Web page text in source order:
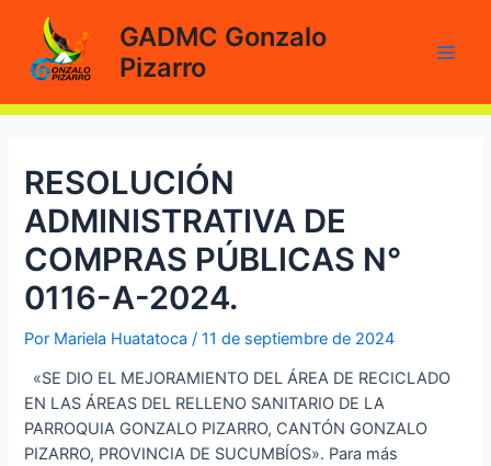
contenido
GADMC Gonzalo
Pizarro
RESOLUCIÓN
ADMINISTRATIVA DE
COMPRAS PÚBLICAS N°
0116-A-2024.
Por Mariela Huatatoca/11 de septiembre de 2024
«SE DIO EL MEJORAMIENTO DEL ÁREA DE RECICLADO
EN LAS ÁREAS DEL RELLENO SANITARIO DE LA
PARROQUIA GONZALO PIZARRO, CANTÓN GONZALO
PIZARRO, PROVINCIA DE SUCUMBÍOS». Para más